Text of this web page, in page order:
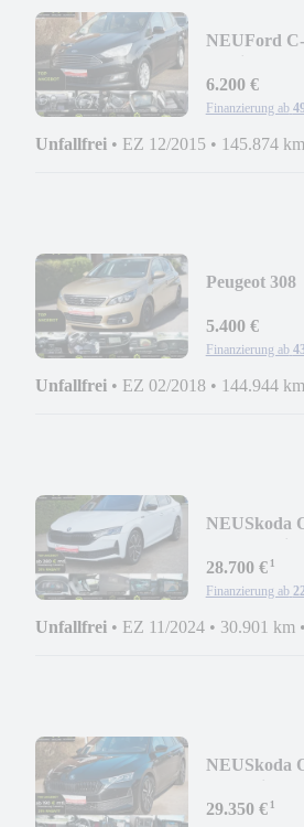
NEUFord
6.200 €
Finanzierung ab
Unfallfrei • EZ 12/2015 • 145.874 km
Peugeot 308
5.400 €
Finanzierung ab
Unfallfrei • EZ 02/2018 • 144.944 km
NEUSkoda
28.700 €¹
Finanzierung ab
Unfallfrei • EZ 11/2024 • 30.901 km •
NEUSkoda
29.350 €¹